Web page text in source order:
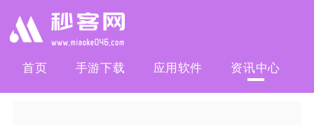
首页 手游下载 应用软件 资讯中心